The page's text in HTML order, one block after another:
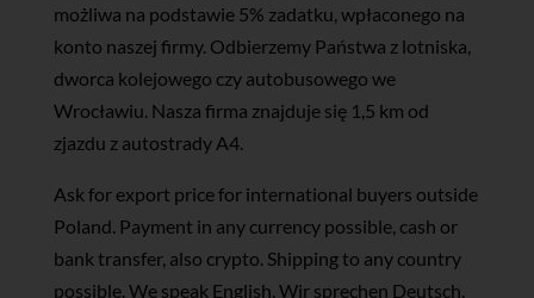
możliwa na podstawie 5% zadatku, wpłaconego na
konto naszej firmy. Odbierzemy Państwa z lotniska,
dworca kolejowego czy autobusowego we
Wrocławiu. Nasza firma znajduje się 1,5 km od
zjazdu z autostrady A4.
Ask for export price for international buyers outside
Poland. Payment in any currency possible, cash or
bank transfer, also crypto. Shipping to any country
possible. We speak English. Wir sprechen Deutsch.